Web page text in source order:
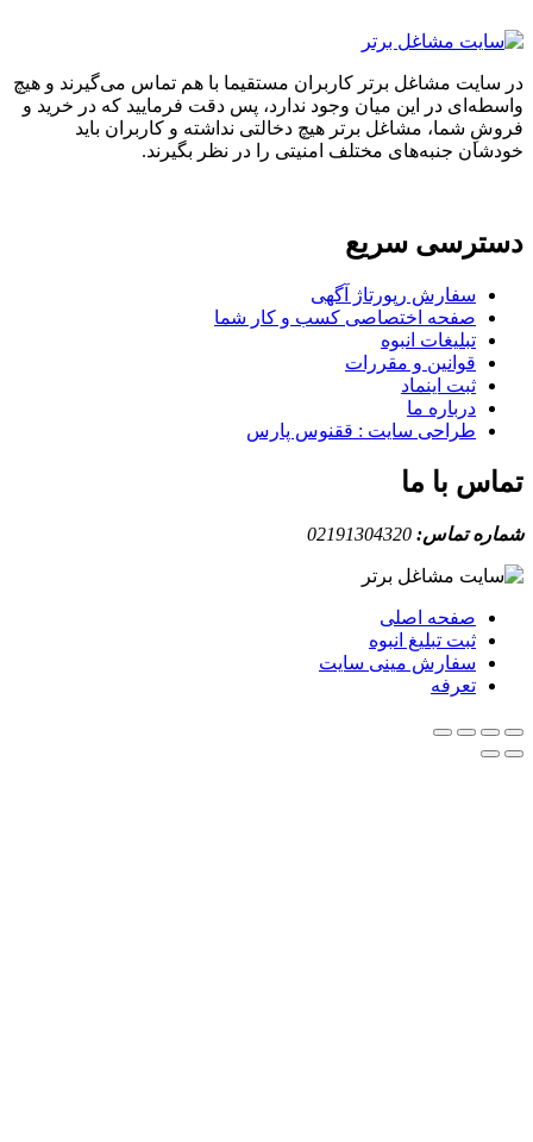
مشاغل برتر کاربران مستقیما با هم تماس می‌گیرند و هیچ
در این میان وجود ندارد، پس دقت فرمایید که در خرید و
شما، مشاغل برتر هیچ دخالتی نداشته و کاربران باید
جنبه‌های مختلف امنیتی را در نظر بگیرند.
سریع
سفارش رپورتاژ آگهی
صفحه اختصاصی کسب و کار شما
تبلیغات انبوه
قوانین و مقررات
ثبت اینماد
درباره ما
طراحی سایت : ققنوس پارس
با ما
تماس:02191304320
صفحه اصلی
ثبت تبلیغ انبوه
سفارش مینی سایت
تعرفه